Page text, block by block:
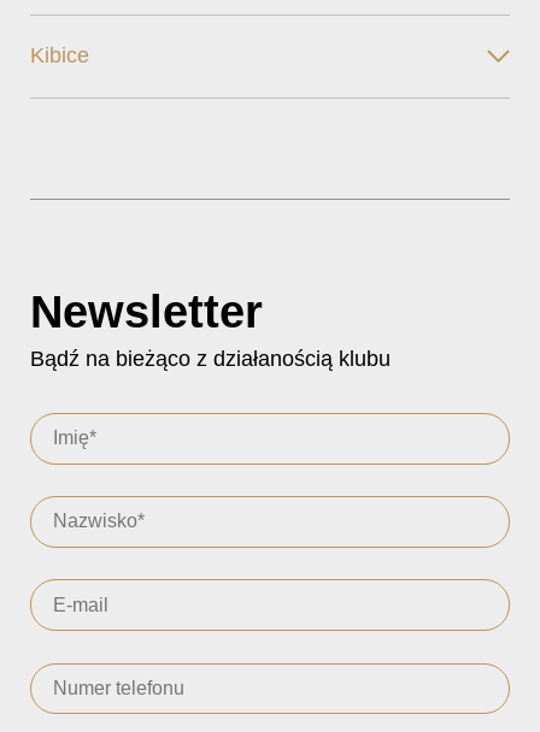
Kibice
Newsletter
Bądź na bieżąco z działanością klubu